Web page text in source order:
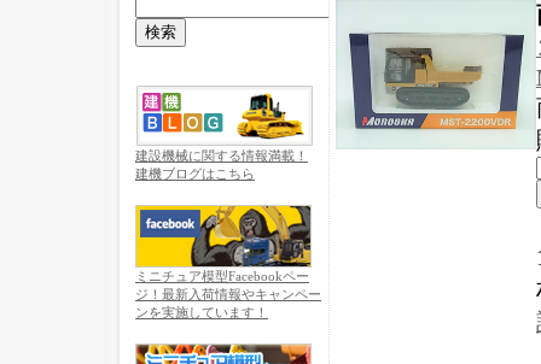
建設機械に関する情報満載！
建機ブログはこちら
ミニチュア模型Facebookペー
ジ！最新入荷情報やキャンペー
ンを実施しています！